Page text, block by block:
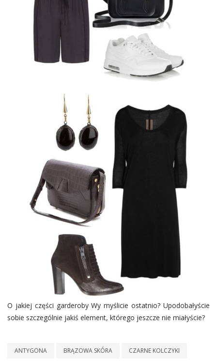
O jakiej części garderoby Wy myślicie ostatnio? Upodobałyście
sobie szczególnie jakiś element, którego jeszcze nie miałyście?
ANTYGONA BRĄZOWA SKÓRA CZARNE KOLCZYKI